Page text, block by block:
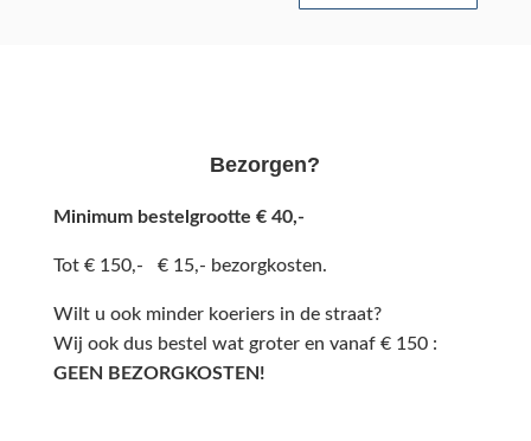
Bezorgen?
Minimum bestelgrootte € 40,-
Tot € 150,- € 15,- bezorgkosten.
Wilt u ook minder koeriers in de straat?
Wij ook dus bestel wat groter en vanaf € 150 :
GEEN BEZORGKOSTEN!